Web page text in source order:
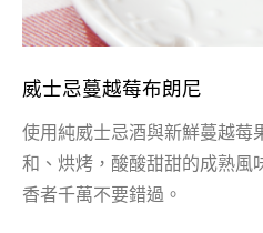
威士忌蔓越莓布朗尼
使用純威士忌酒與新鮮蔓越莓
和、烘烤，酸酸甜甜的成熟風
香者千萬不要錯過。